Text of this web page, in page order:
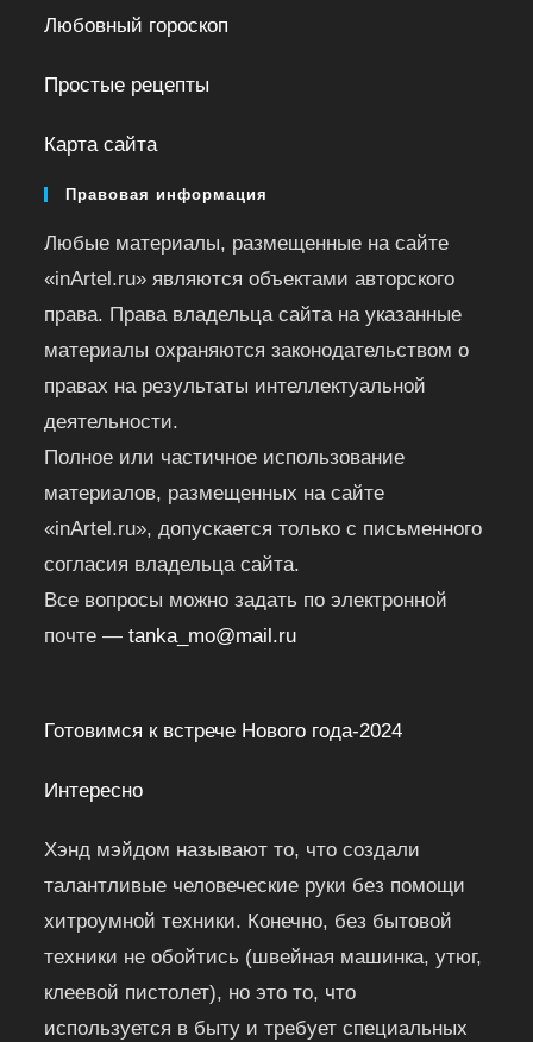
Любовный гороскоп
Простые рецепты
Карта сайта
Правовая информация
Любые материалы, размещенные на сайте
«inArtel.ru» являются объектами авторского
права. Права владельца сайта на указанные
материалы охраняются законодательством о
правах на результаты интеллектуальной
деятельности.
Полное или частичное использование
материалов, размещенных на сайте
«inArtel.ru», допускается только с письменного
согласия владельца сайта.
Все вопросы можно задать по электронной
почте —tanka_mo@mail.ru
Готовимся к встрече Нового года-2024
Интересно
Хэнд мэйдом называют то, что создали
талантливые человеческие руки без помощи
хитроумной техники. Конечно, без бытовой
техники не обойтись (швейная машинка, утюг,
клеевой пистолет), но это то, что
используется в быту и требует специальных